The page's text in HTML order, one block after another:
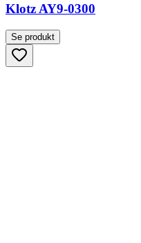
Klotz AY9-0300
Se produkt